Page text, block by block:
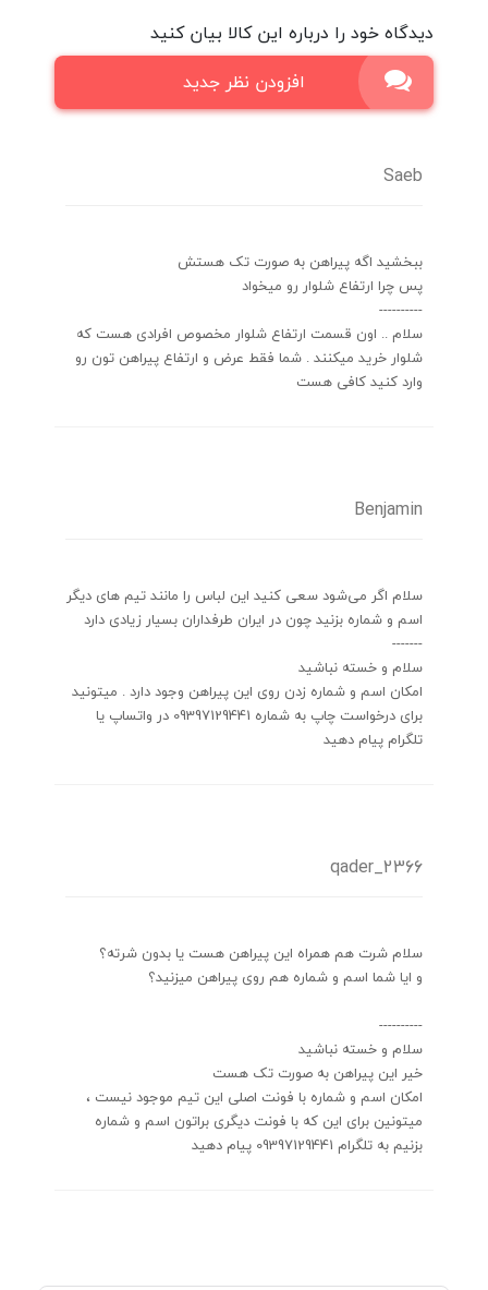
دیدگاه خود را درباره این کالا بیان کنید
افزودن نظر جدید
Saeb
ببخشید اگه پیراهن به صورت تک هستش
پس چرا ارتفاع شلوار رو میخواد
----------
سلام .. اون قسمت ارتفاع شلوار مخصوص افرادی هست که
شلوار خرید میکنند . شما فقط عرض و ارتفاع پیراهن تون رو
وارد کنید کافی هست
Benjamin
سلام اگر می‌شود سعی کنید این لباس را مانند تیم های دیگر
اسم و شماره بزنید چون در ایران طرفداران بسیار زیادی دارد
-------
سلام و خسته نباشید
امکان اسم و شماره زدن روی این پیراهن وجود دارد . میتونید
برای درخواست چاپ به شماره 09397129441 در واتساپ یا
تلگرام پیام دهید
qader_2366
سلام شرت هم همراه این پیراهن هست یا بدون شرته؟
و ایا شما اسم و شماره هم روی پیراهن میزنید؟
----------
سلام و خسته نباشید
خیر این پیراهن به صورت تک هست
امکان اسم و شماره با فونت اصلی این تیم موجود نیست ،
میتونین برای این که با فونت دیگری براتون اسم و شماره
بزنیم به تلگرام 09397129441 پیام دهید